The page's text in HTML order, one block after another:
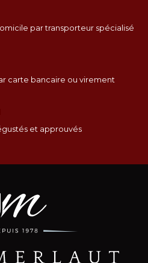
par transporteur spécialisé
carte bancaire ou virement
et approuvés